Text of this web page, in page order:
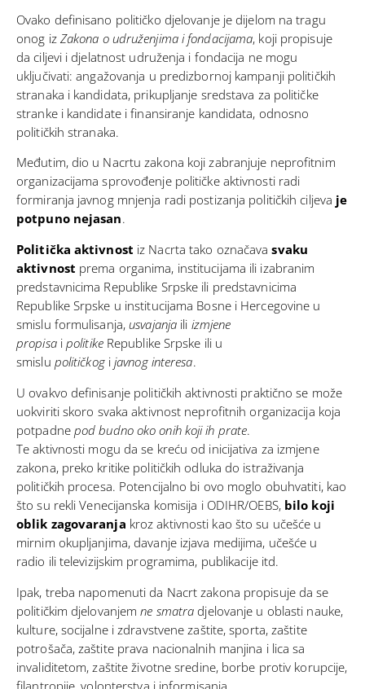
Ovako definisano političko djelovanje je dijelom na tragu
onog iz Zakona o udruženjima i fondacijama, koji propisuje
da ciljevi i djelatnost udruženja i fondacija ne mogu
uključivati: angažovanja u predizbornoj kampanji političkih
stranaka i kandidata, prikupljanje sredstava za političke
stranke i kandidate i finansiranje kandidata, odnosno
političkih stranaka.
Međutim, dio u Nacrtu zakona koji zabranjuje neprofitnim
organizacijama sprovođenje političke aktivnosti radi
formiranja javnog mnjenja radi postizanja političkih ciljeva je
potpuno nejasan.
Politička aktivnost iz Nacrta tako označavasvaku
aktivnost prema organima, institucijama ili izabranim
predstavnicima Republike Srpske ili predstavnicima
Republike Srpske u institucijama Bosne i Hercegovine u
smislu formulisanja,usvajanja ili izmjene
propisa ipolitikeRepublike Srpske ili u
smislu političkog ijavnog interesa.
U ovakvo definisanje političkih aktivnosti praktično se može
uokviriti skoro svaka aktivnost neprofitnih organizacija koja
potpadne pod budno oko onih koji ih prate.
Teaktivnosti mogu da se kreću od inicijativa za izmjene
zakona, preko kritike političkih odluka do istraživanja
političkih procesa. Potencijalno bi ovo moglo obuhvatiti, kao
što su rekliVenecijanska komisija i ODIHR/OEBS, bilo koji
oblik zagovaranja kroz aktivnosti kao što su učešće u
mirnim okupljanjima, davanje izjava medijima, učešće u
radio ili televizijskim programima, publikacije itd.
Ipak, treba napomenuti da Nacrt zakona propisuje da se
političkim djelovanjemne smatra djelovanje u oblasti nauke,
kulture, socijalne i zdravstvene zaštite, sporta, zaštite
potrošača, zaštite prava nacionalnih manjina i lica sa
invaliditetom, zaštite životne sredine, borbe protiv korupcije,
filantropije, volonterstva i informisanja.